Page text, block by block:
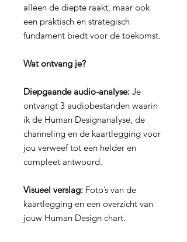
alleen de diepte raakt, maar ook
een praktisch en strategisch
fundament biedt voor de toekomst.
Wat ontvang je?
Diepgaande audio-analyse: Je
ontvangt 3 audiobestanden waarin
ik de Human Designanalyse, de
channeling en de kaartlegging voor
jou verweef tot een helder en
compleet antwoord.
Visueel verslag: Foto’s van de
kaartlegging en een overzicht van
jouw Human Design chart.